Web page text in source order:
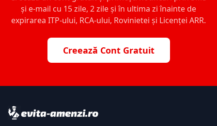
și e-mail cu 15 zile, 2 zile și în ultima zi înainte de
expirarea ITP-ului, RCA-ului, Rovinietei și Licenței ARR.
Creează Cont Gratuit